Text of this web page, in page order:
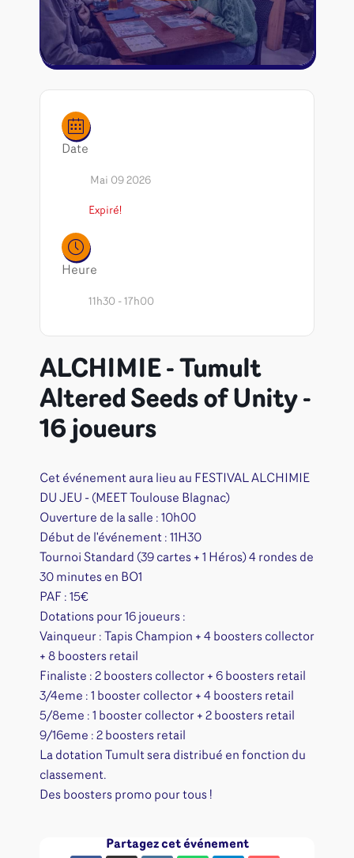
Naruto Mythos
Autres
Tapis de jeu
Date
Mai 09 2026
Expiré!
Heure
11h30 - 17h00
ALCHIMIE - Tumult
Altered Seeds of Unity -
16 joueurs
Cet événement aura lieu au FESTIVAL ALCHIMIE
DU JEU - (MEET Toulouse Blagnac)
Ouverture de la salle : 10h00
Début de l'événement : 11H30
Tournoi Standard (39 cartes + 1 Héros) 4 rondes de
30 minutes en BO1
PAF : 15€
Dotations pour 16 joueurs :
Vainqueur : Tapis Champion + 4 boosters collector
+ 8 boosters retail
Finaliste : 2 boosters collector + 6 boosters retail
3/4eme : 1 booster collector + 4 boosters retail
5/8eme : 1 booster collector + 2 boosters retail
9/16eme : 2 boosters retail
La dotation Tumult sera distribué en fonction du
classement.
Des boosters promo pour tous !
Partagez cet événement